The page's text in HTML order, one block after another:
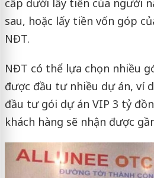
cấp dưới lấy tiền của người
sau, hoặc lấy tiền vốn góp
NĐT.
NĐT có thể lựa chọn nhiều
được đầu tư nhiều dự án, ví
đầu tư gói dự án VIP 3 tỷ
khách hàng sẽ nhận được